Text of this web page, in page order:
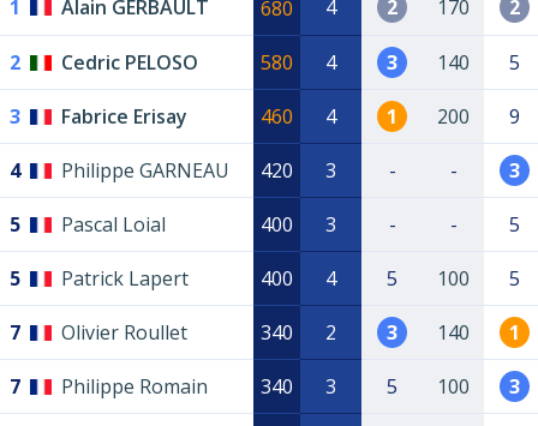
1 Alain GERBAULT 680 4 2 170 2
2 Cedric PELOSO 580 4 3 140 5
3 Fabrice Erisay 460 4 1 200 9
4 Philippe GARNEAU 420 3 - - 3
5 Pascal Loial 400 3 - - 5
5 Patrick Lapert 400 4 5 100 5
7 Olivier Roullet 340 2 3 140 1
7 Philippe Romain 340 3 5 100 3